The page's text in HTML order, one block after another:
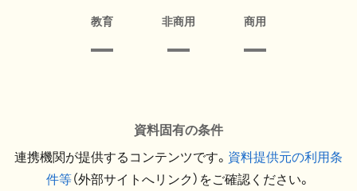
教育 非商用 商用
資料固有の条件
連携機関が提供するコンテンツです。 資料提供元の利用条
件等（外部サイトへリンク）をご確認ください。